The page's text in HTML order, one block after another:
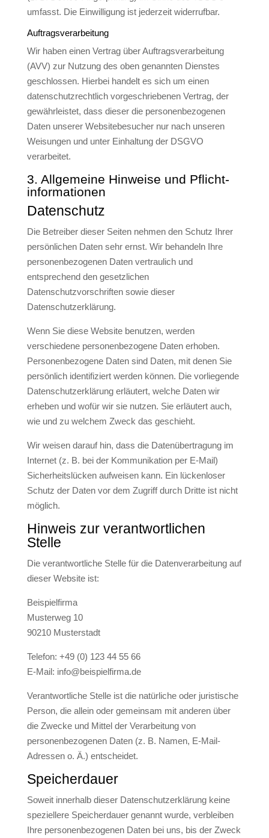
umfasst. Die Einwilligung ist jederzeit widerrufbar.
Auftragsverarbeitung
Wir haben einen Vertrag über Auftragsverarbeitung
(AVV) zur Nutzung des oben genannten Dienstes
geschlossen. Hierbei handelt es sich um einen
datenschutzrechtlich vorgeschriebenen Vertrag, der
gewährleistet, dass dieser die personenbezogenen
Daten unserer Websitebesucher nur nach unseren
Weisungen und unter Einhaltung der DSGVO
verarbeitet.
3. Allgemeine Hinweise und Pflicht­
informationen
Datenschutz
Die Betreiber dieser Seiten nehmen den Schutz Ihrer
persönlichen Daten sehr ernst. Wir behandeln Ihre
personenbezogenen Daten vertraulich und
entsprechend den gesetzlichen
Datenschutzvorschriften sowie dieser
Datenschutzerklärung.
Wenn Sie diese Website benutzen, werden
verschiedene personenbezogene Daten erhoben.
Personenbezogene Daten sind Daten, mit denen Sie
persönlich identifiziert werden können. Die vorliegende
Datenschutzerklärung erläutert, welche Daten wir
erheben und wofür wir sie nutzen. Sie erläutert auch,
wie und zu welchem Zweck das geschieht.
Wir weisen darauf hin, dass die Datenübertragung im
Internet (z. B. bei der Kommunikation per E-Mail)
Sicherheitslücken aufweisen kann. Ein lückenloser
Schutz der Daten vor dem Zugriff durch Dritte ist nicht
möglich.
Hinweis zur verantwortlichen
Stelle
Die verantwortliche Stelle für die Datenverarbeitung auf
dieser Website ist:
Beispielfirma
Musterweg 10
90210 Musterstadt
Telefon: +49 (0) 123 44 55 66
E-Mail: info@beispielfirma.de
Verantwortliche Stelle ist die natürliche oder juristische
Person, die allein oder gemeinsam mit anderen über
die Zwecke und Mittel der Verarbeitung von
personenbezogenen Daten (z. B. Namen, E-Mail-
Adressen o. Ä.) entscheidet.
Speicherdauer
Soweit innerhalb dieser Datenschutzerklärung keine
speziellere Speicherdauer genannt wurde, verbleiben
Ihre personenbezogenen Daten bei uns, bis der Zweck